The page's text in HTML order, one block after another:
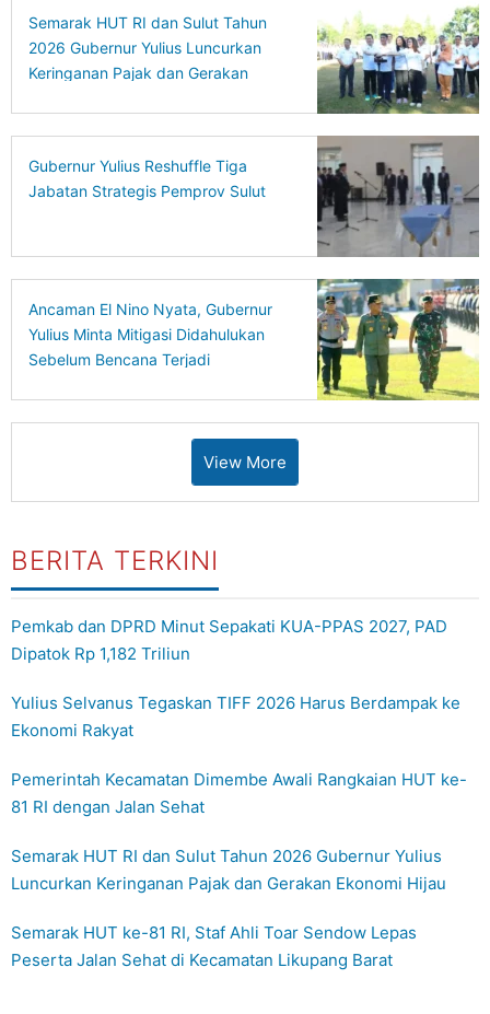
Semarak HUT RI dan Sulut Tahun
2026 Gubernur Yulius Luncurkan
Keringanan Pajak dan Gerakan
Gubernur Yulius Reshuffle Tiga
Jabatan Strategis Pemprov Sulut
Ancaman El Nino Nyata, Gubernur
Yulius Minta Mitigasi Didahulukan
Sebelum Bencana Terjadi
View More
BERITA TERKINI
Pemkab dan DPRD Minut Sepakati KUA-PPAS 2027, PAD
Dipatok Rp 1,182 Triliun
Yulius Selvanus Tegaskan TIFF 2026 Harus Berdampak ke
Ekonomi Rakyat
Pemerintah Kecamatan Dimembe Awali Rangkaian HUT ke-
81 RI dengan Jalan Sehat
Semarak HUT RI dan Sulut Tahun 2026 Gubernur Yulius
Luncurkan Keringanan Pajak dan Gerakan Ekonomi Hijau
Semarak HUT ke-81 RI, Staf Ahli Toar Sendow Lepas
Peserta Jalan Sehat di Kecamatan Likupang Barat